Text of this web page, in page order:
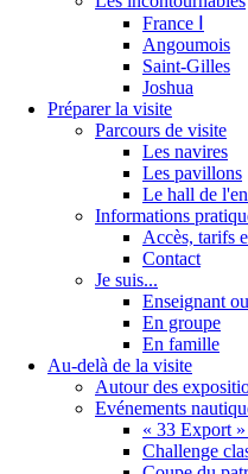
France Ⅰ
Angoumois
Saint-Gilles
Joshua
Préparer la visite
Parcours de visite
Les navires
Les pavillons
Le hall de
Informations
Accès, tarifs
Contact
Je suis...
Enseignant
En groupe
En famille
Au-delà de la visite
Autour des
Evénements
« 33 Export
Challenge